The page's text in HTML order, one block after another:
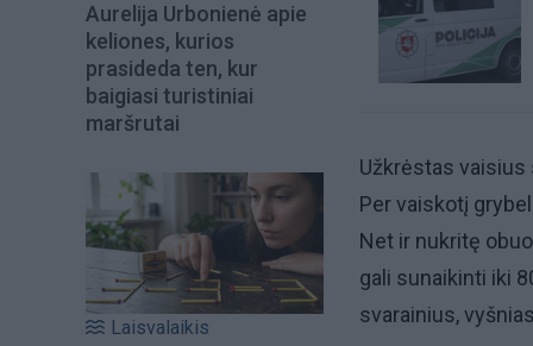
Aurelija Urbonienė apie
keliones, kurios
prasideda ten, kur
baigiasi turistiniai
maršrutai
Laisvalaikis
Užkrėstas vaisius
Per vaiskotį
Net ir nukritę
gali sunaikinti iki
svarainius,